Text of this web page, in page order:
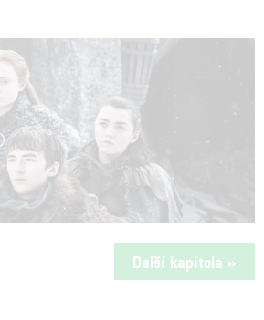
Další kapitola »